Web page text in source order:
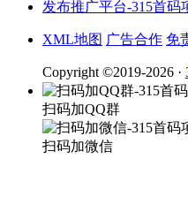
XML地图 广告合作 免
Copyright ©2019-2026 ·
扫码加QQ群
扫码加微信